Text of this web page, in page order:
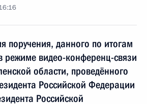
поручения, данного по итогам
режиме видео-конференц-связи
области, проведённого
Российской Федерации
Российской